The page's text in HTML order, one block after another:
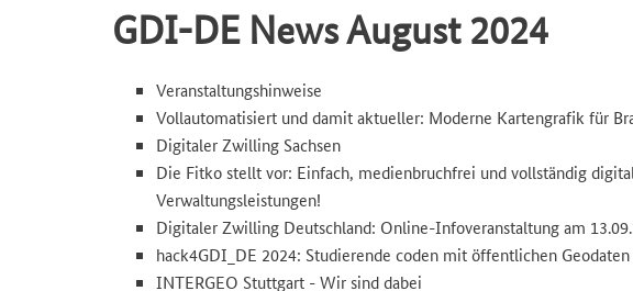
GDI-DE News August 2024
Veranstaltungshinweise
Vollautomatisiert und damit aktueller: Moderne Kartengrafik für
Digitaler Zwilling Sachsen
Die Fitko stellt vor: Einfach, medienbruchfrei und vollständig
Verwaltungsleistungen!
Digitaler Zwilling Deutschland: Online-Infoveranstaltung am
hack4GDI_DE 2024: Studierende coden mit öffentlichen Geodaten
INTERGEO Stuttgart - Wir sind dabei